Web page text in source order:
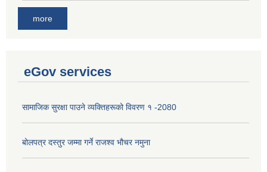
more
eGov services
सामाजिक सुरक्षा पाउने व्यक्तिहरूको विवरण १ -2080
बोलपत्र दस्तुर जम्मा गर्ने राजश्व भौचर नमुना